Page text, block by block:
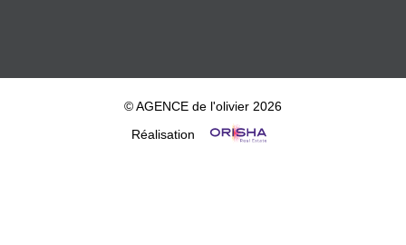
© AGENCE de l'olivier 2026
Réalisation